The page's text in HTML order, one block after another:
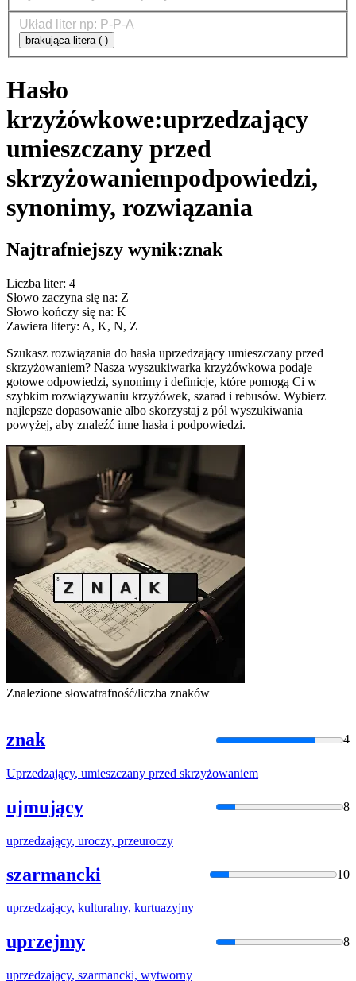
brakująca litera (-)
Hasło
krzyżówkowe:uprzedzający
umieszczany przed
skrzyżowaniempodpowiedzi,
synonimy, rozwiązania
Najtrafniejszy wynik:znak
Liczba liter: 4
Słowo zaczyna się na: Z
Słowo kończy się na: K
Zawiera litery: A, K, N, Z
Szukasz rozwiązania do hasła uprzedzający umieszczany przed
skrzyżowaniem? Nasza wyszukiwarka krzyżówkowa podaje
gotowe odpowiedzi, synonimy i definicje, które pomogą Ci w
szybkim rozwiązywaniu krzyżówek, szarad i rebusów. Wybierz
najlepsze dopasowanie albo skorzystaj z pól wyszukiwania
powyżej, aby znaleźć inne hasła i podpowiedzi.
Znalezione słowatrafność/liczba znaków
znak 4
Uprzedzający, umieszczany przed skrzyżowaniem
ujmujący 8
uprzedzający, uroczy, przeuroczy
szarmancki 10
uprzedzający, kulturalny, kurtuazyjny
uprzejmy 8
uprzedzający, szarmancki, wytworny